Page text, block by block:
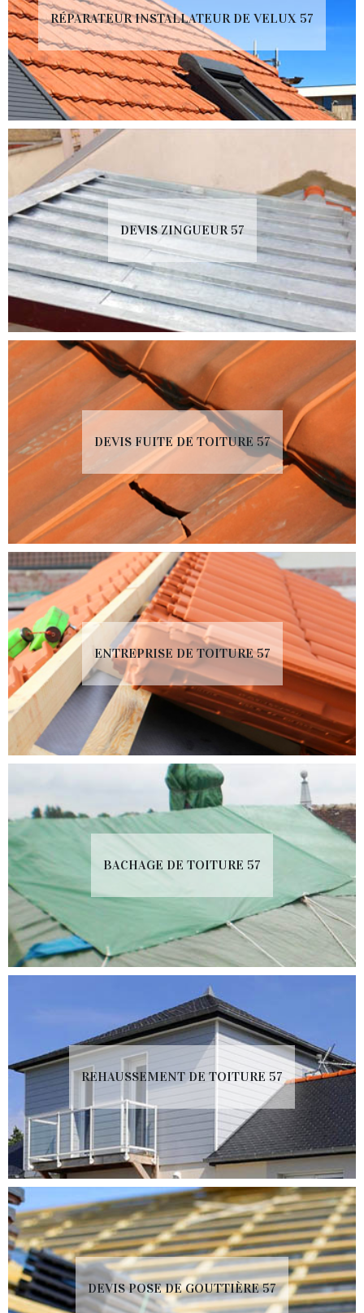
RÉPARATEUR INSTALLATEUR DE VELUX 57
DEVIS ZINGUEUR 57
DEVIS FUITE DE TOITURE 57
ENTREPRISE DE TOITURE 57
BACHAGE DE TOITURE 57
REHAUSSEMENT DE TOITURE 57
DEVIS POSE DE GOUTTIÈRE 57